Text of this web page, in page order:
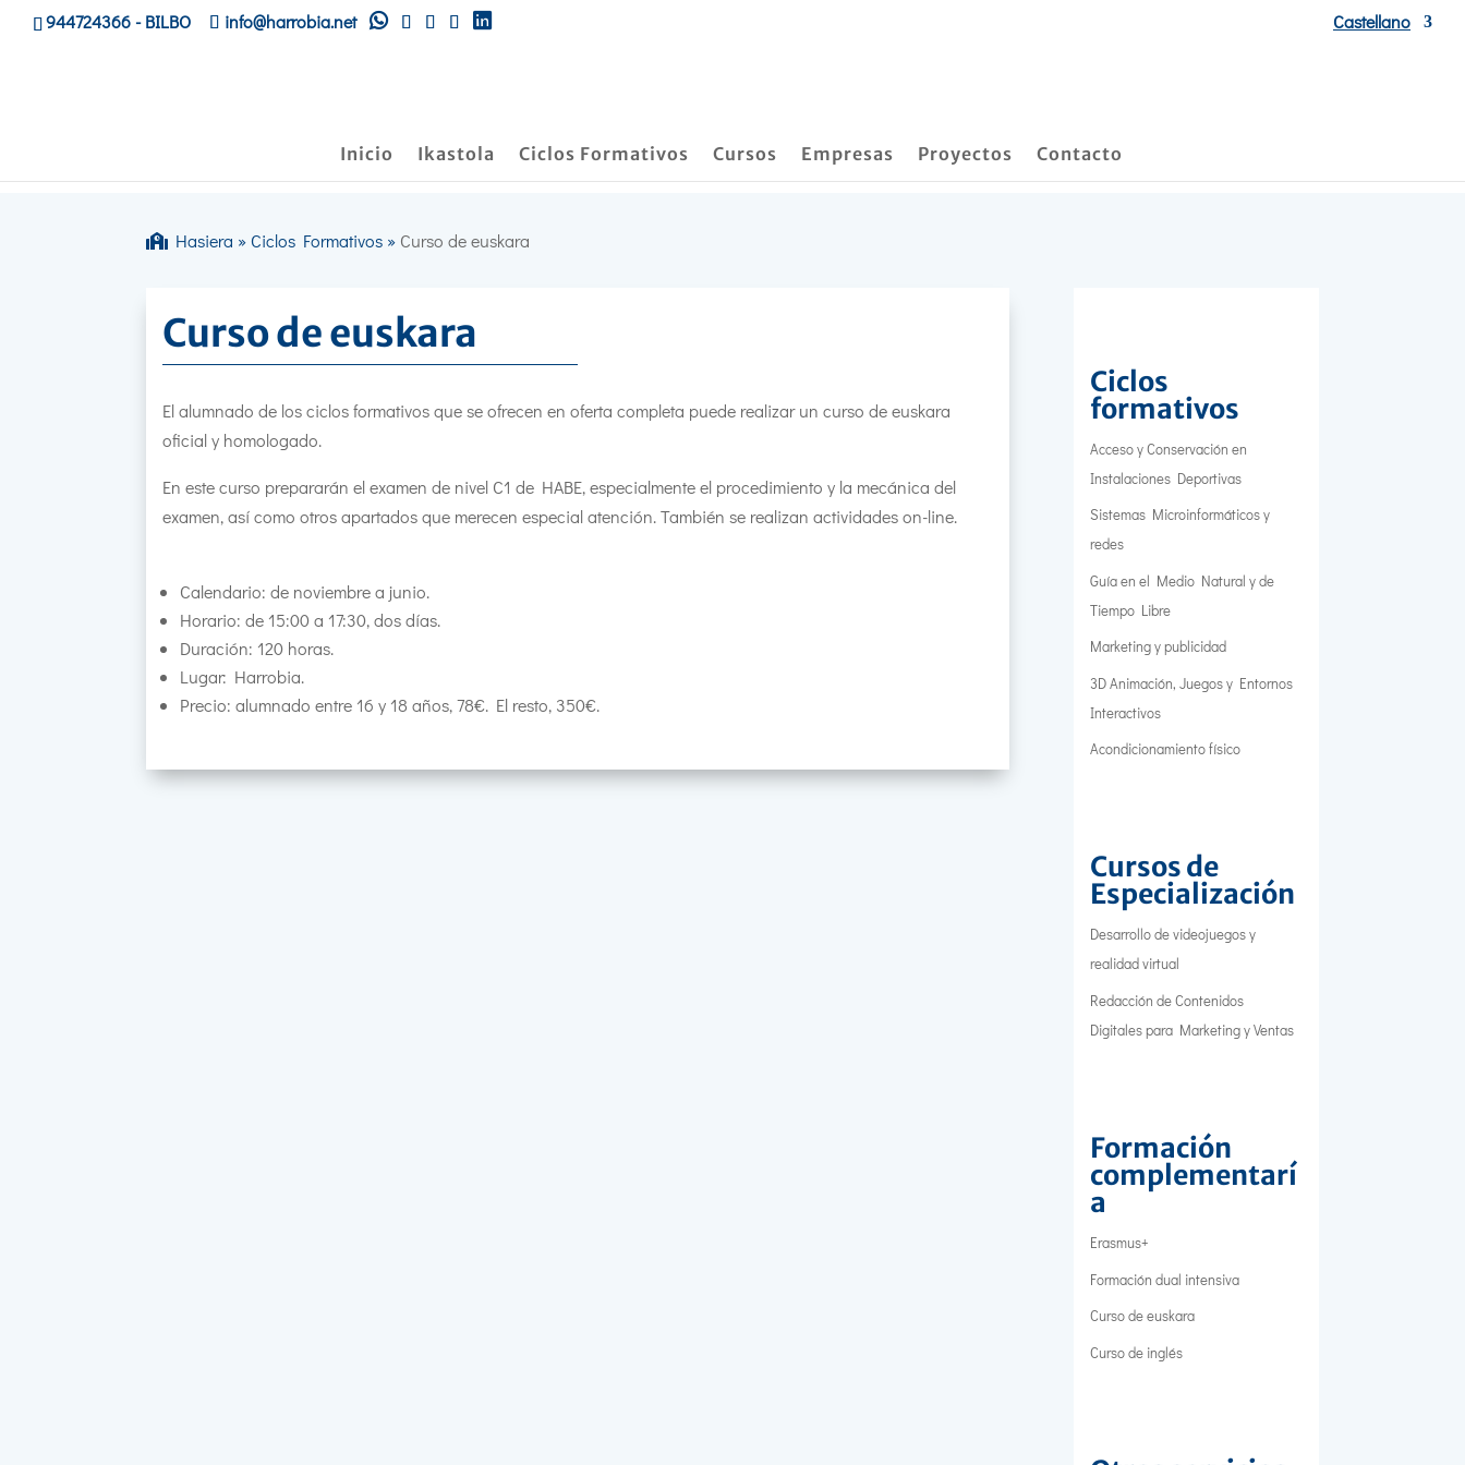
944724366- BILBO info@harrobia.net Castellano
Inicio Ikastola Ciclos Formativos Cursos Empresas Proyectos Contacto
Hasiera »Ciclos Formativos » Curso de euskara
Curso de euskara
El alumnado de los ciclos formativos que se ofrecen en oferta completa puede realizar un curso de euskara
oficial y homologado.
En este curso prepararán el examen de nivel C1 de HABE, especialmente el procedimiento y la mecánica del
examen, así como otros apartados que merecen especial atención. También se realizan actividades on-line.
Calendario: de noviembre a junio.
Horario: de 15:00 a 17:30, dos días.
Duración: 120 horas.
Lugar: Harrobia.
Precio: alumnado entre 16 y 18 años, 78€. El resto, 350€.
Ciclos
formativos
Acceso y Conservación en
Instalaciones Deportivas
Sistemas Microinformáticos y
redes
Guía en el Medio Natural y de
Tiempo Libre
Marketing y publicidad
3D Animación, Juegos y Entornos
Interactivos
Acondicionamiento físico
Cursos de
Especialización
Desarrollo de videojuegos y
realidad virtual
Redacción de Contenidos
Digitales para Marketing y Ventas
Formación
complementarí
a
Erasmus+
Formación dual intensiva
Curso de euskara
Curso de inglés